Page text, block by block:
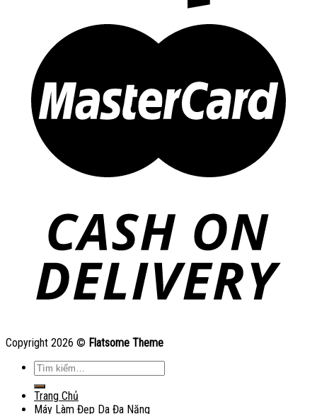
Copyright 2026 © Flatsome Theme
Tìm
kiếm:
Trang Chủ
Máy Làm Đẹp Da Đa Năng